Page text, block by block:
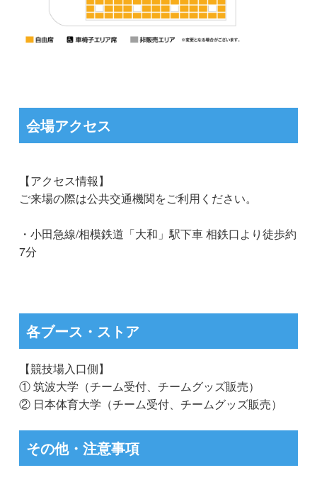
会場アクセス
【アクセス情報】
ご来場の際は公共交通機関をご利用ください。
・小田急線/相模鉄道「大和」駅下車 相鉄口より徒歩約
7分
各ブース・ストア
【競技場入口側】
① 筑波大学（チーム受付、チームグッズ販売）
② 日本体育大学（チーム受付、チームグッズ販売）
その他・注意事項